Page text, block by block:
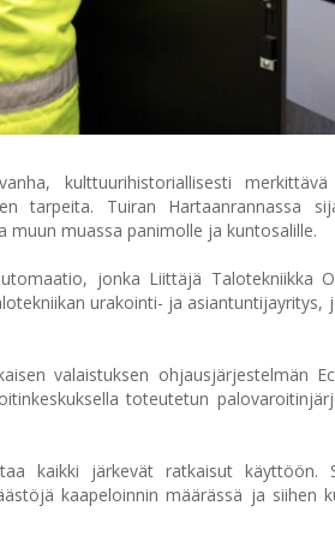
kulttuurihistoriallisesti merkittävä
tarpeita. Tuiran Hartaanrannassa
muassa panimolle ja kuntosalille.
jonka Liittäjä Talotekniikka
urakointi- ja asiantuntijayritys,
valaistuksen ohjausjärjestelmän
toteutetun
kaikki järkevät ratkaisut käyttöön.
kaapeloinnin määrässä ja siihen